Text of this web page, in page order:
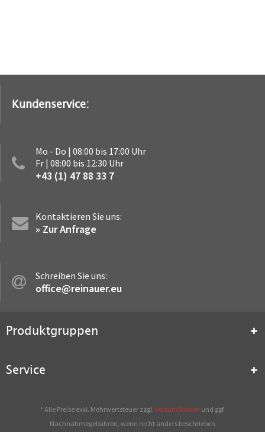
Kundenservice:
Mo - Do | 08:00 bis 17:00 Uhr
Fr | 08:00 bis 12:30 Uhr
+43 (1) 47 88 33 7
Kontaktieren Sie uns:
» Zur Anfrage
Schreiben Sie uns:
office@reinauer.eu
Produktgruppen
Service
* Alle Preise exkl. Mehrwertsteuer zzgl. Versandkosten und ggf.
Nachnahmegebühren, wenn nicht anders beschrieben